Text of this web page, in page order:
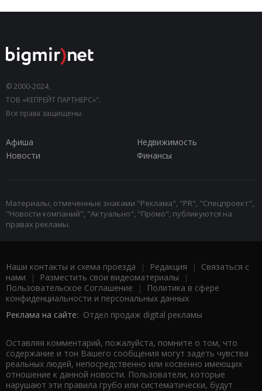
© 2000-2024,
ТОВ «КЕПРЕЙТ ПАРТНЕРС»".
Все права защищены.
Афиша
Недвижимость
Новости
Финансы
Материалы, отмеченные знаками "Реклама", "PR", "Спецпроект",
"Новости компаний", "Актуально", "Промо", публикуются на
правах рекламы.
Наши контакты и схема проезда | Редакция | Связаться с
нами | Разместить свои видеоматериалы |
Пользовательское Соглашение |
Политика в сфере
конфиденциальности и персональных данных
Реклама на сайте: Отдел продаж digital рекламы
Оставляя комментарий, пожалуйста, помните о том, что
содержание и тон Вашего сообщения могут задеть чувства
реальных людей, непосредственно или косвенно имеющих
отношение к данной новости. Пользователи, которые
нарушают эти правила грубо или систематически, будут